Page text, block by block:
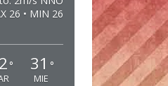
26 • MIN 26
° 31 °
MIE